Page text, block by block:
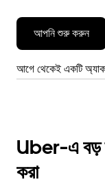
আপনি শুরু করুন
আগে থেকেই একটি
Uber-এ বড়
করা